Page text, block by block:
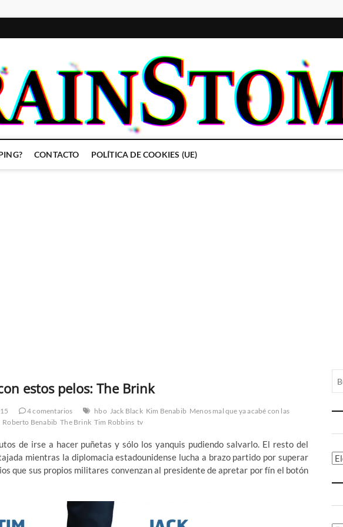
CONTACTO POLÍTICA DE COOKIES (UE)
estos pelos: The Brink
4 comentarios hbo Jack Black Kim Benabib Menos mal que ya acabé con las
Roberto Benabib The Brink Tim Robbins tv
de irse a hacer puñetas y sólo los yanquis pudiendo salvarlo. El resto del
mientras la diplomacia estadounidense lucha a brazo partido por superar
que sus propios militares convenzan al presidente de apretar por fín el botón